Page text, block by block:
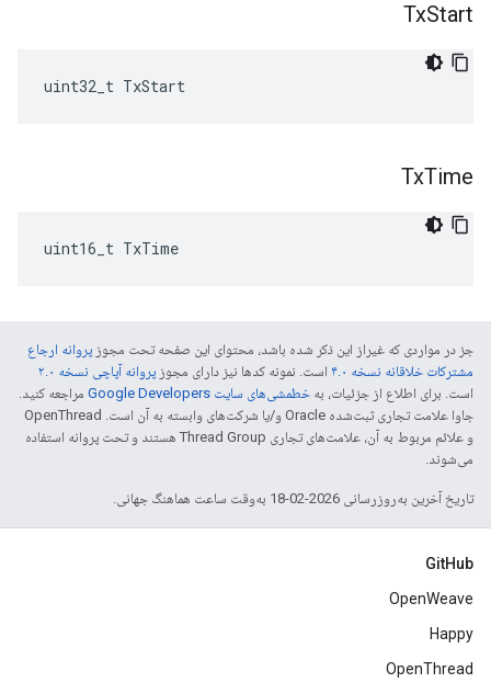
TxStart
uint32_t TxStart
TxTime
uint16_t TxTime
جز در مواردی که غیراز این ذکر شده باشد، محتوای این صفحه تحت مجوز پروانه ارجاع
مشترکات خلاقانه نسخه ۴.۰
است. نمونه کدها نیز دارای مجوز پروانه آپاچی نسخه ۲.۰
است. برای اطلاع از جزئیات، به خطمشی‌های سایت Google Developers‏
مراجعه کنید.
جاوا علامت تجاری ثبت‌شده Oracle و/یا شرکت‌های وابسته به آن است. ‫OpenThread
و علائم مربوط به آن، علامت‌های تجاری Thread Group هستند و تحت پروانه استفاده
می‌شوند.
تاریخ آخرین به‌روزرسانی 2026-02-18 به‌وقت ساعت هماهنگ جهانی.
GitHub
OpenWeave
Happy
OpenThread